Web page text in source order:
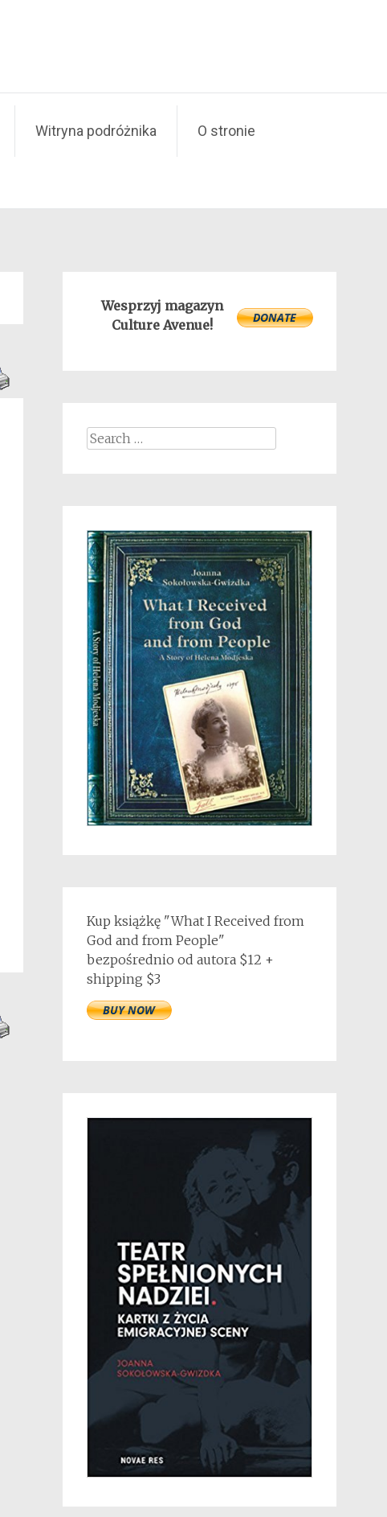
Witryna podróżnika O stronie
Wesprzyj magazyn
Culture Avenue!
Search
Kup książkę "What I Received from
God and from People"
bezpośrednio od autora $12 +
shipping $3